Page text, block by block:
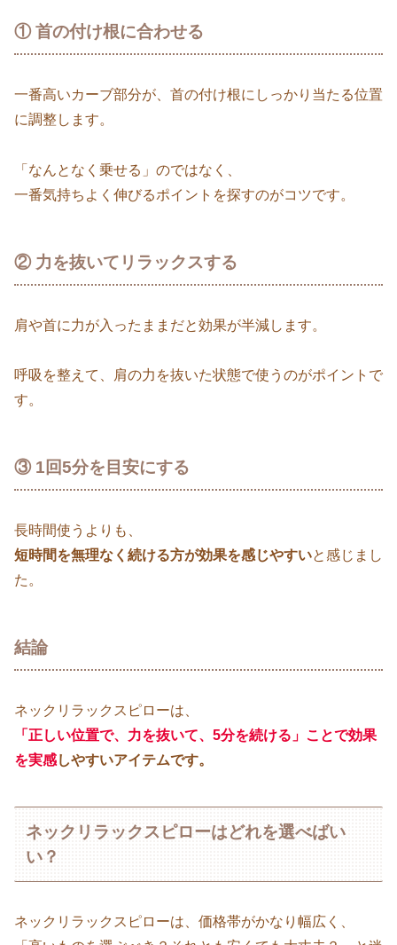
① 首の付け根に合わせる
一番高いカーブ部分が、首の付け根にしっかり当たる位置
に調整します。
「なんとなく乗せる」のではなく、
一番気持ちよく伸びるポイントを探すのがコツです。
② 力を抜いてリラックスする
肩や首に力が入ったままだと効果が半減します。
呼吸を整えて、肩の力を抜いた状態で使うのがポイントで
す。
③ 1回5分を目安にする
長時間使うよりも、
短時間を無理なく続ける方が効果を感じやすいと感じまし
た。
結論
ネックリラックスピローは、
「正しい位置で、力を抜いて、5分を続ける」ことで効果
を実感しやすいアイテムです。
ネックリラックスピローはどれを選べばい
い？
ネックリラックスピローは、価格帯がかなり幅広く、